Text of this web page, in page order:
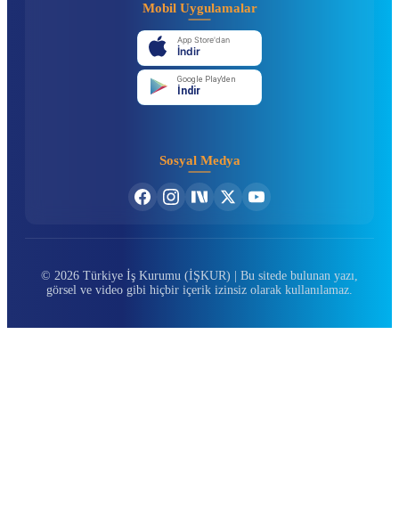
Mobil Uygulamalar
App Store'dan
İndir
Google Play'den
İndir
Sosyal Medya
© 2026 Türkiye İş Kurumu (İŞKUR) | Bu sitede bulunan yazı,
görsel ve video gibi hiçbir içerik izinsiz olarak kullanılamaz.